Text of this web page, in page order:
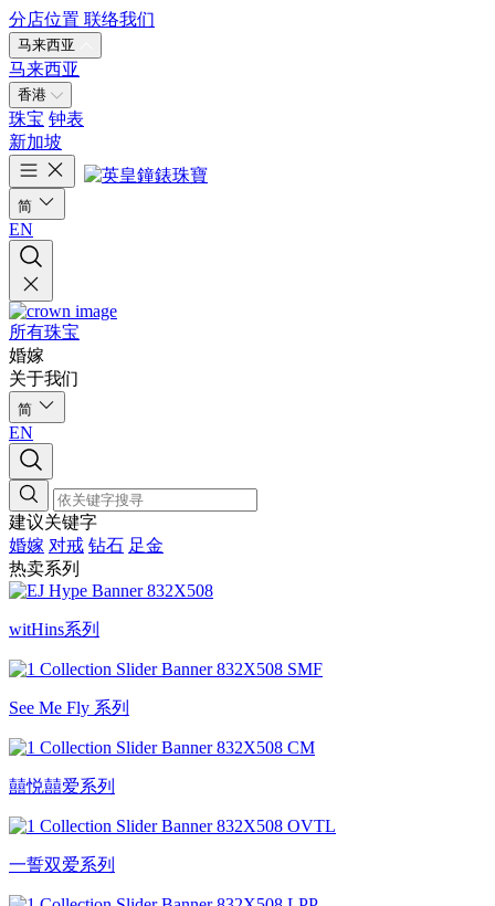
分店位置 联络我们
马来西亚
马来西亚
香港
珠宝 钟表
新加坡
简
EN
所有珠宝
婚嫁
关于我们
简
EN
建议关键字
婚嫁 对戒 钻石 足金
热卖系列
witHins系列
See Me Fly 系列
囍悦囍爱系列
一誓双爱系列